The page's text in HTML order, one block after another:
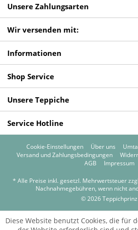
Unsere Zahlungsarten
Wir versenden mit:
Informationen
Shop Service
Unsere Teppiche
Service Hotline
Cookie-Einstellungen Über uns
Versand und Zahlungsbedingungen
AGB
Impressum
* Alle Preise inkl. gesetzl. Mehrwertsteuer
Nachnahmegebühren, wenn nicht
© 2026 Teppichprinz
Diese Website benutzt Cookies, die für